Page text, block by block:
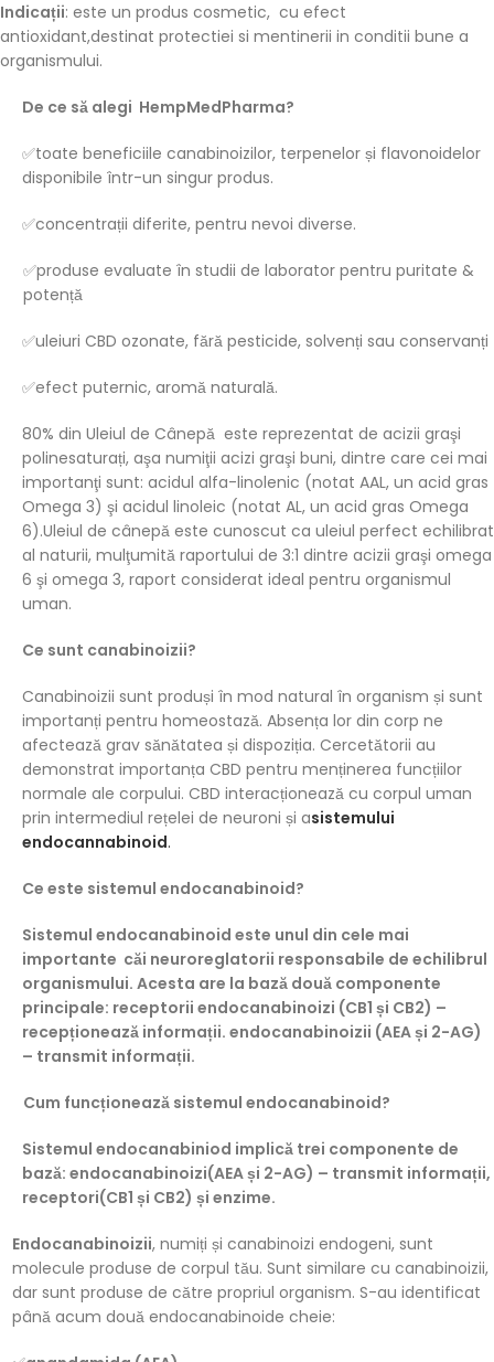
Indicații: este un produs cosmetic, cu efect
antioxidant,destinat protectiei si mentinerii in conditii bune a
organismului.
De ce să alegi HempMedPharma?
✅toate beneficiile canabinoizilor, terpenelor și flavonoidelor
disponibile într-un singur produs.
✅concentrații diferite, pentru nevoi diverse.
✅produse evaluate în studii de laborator pentru puritate &
potență
✅uleiuri CBD ozonate, fără pesticide, solvenți sau conservanți
✅efect puternic, aromă naturală.
80% din Uleiul de Cânepă este reprezentat de acizii graşi
polinesaturați, aşa numiţii acizi graşi buni, dintre care cei mai
importanţi sunt: acidul alfa-linolenic (notat AAL, un acid gras
Omega 3) şi acidul linoleic (notat AL, un acid gras Omega
6).Uleiul de cânepă este cunoscut ca uleiul perfect echilibrat
al naturii, mulţumită raportului de 3:1 dintre acizii graşi omega
6 şi omega 3, raport considerat ideal pentru organismul
uman.
Ce sunt canabinoizii?
Canabinoizii sunt produși în mod natural în organism și sunt
importanți pentru homeostază. Absența lor din corp ne
afectează grav sănătatea și dispoziția. Cercetătorii au
demonstrat importanța CBD pentru menținerea funcțiilor
normale ale corpului. CBD interacționează cu corpul uman
prin intermediul rețelei de neuroni și asistemului
endocannabinoid.
Ce este sistemul endocanabinoid?
Sistemul endocanabinoid este unul din cele mai
importante căi neuroreglatorii responsabile de echilibrul
organismului. Acesta are la bază două componente
principale: receptorii endocanabinoizi (CB1 și CB2) –
recepționează informații. endocanabinoizii (AEA și 2-AG)
– transmit informații.
Cum funcționează sistemul endocanabinoid?
Sistemul endocanabiniod implică trei componente de
bază: endocanabinoizi(AEA și 2-AG) – transmit informații,
receptori(CB1 și CB2) și enzime.
Endocanabinoizii, numiți și canabinoizi endogeni, sunt
molecule produse de corpul tău. Sunt similare cu canabinoizii,
dar sunt produse de către propriul organism. S-au identificat
până acum două endocanabinoide cheie: